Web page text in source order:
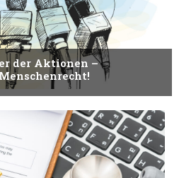
der Aktionen –